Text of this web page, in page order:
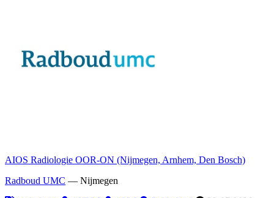
AIOS Radiologie OOR-ON (Nijmegen, Arnhem, Den Bosch)
Radboud UMC — Nijmegen